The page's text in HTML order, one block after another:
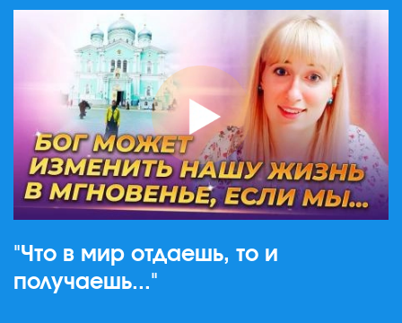
"Что в мир отдаешь, то и
получаешь..."